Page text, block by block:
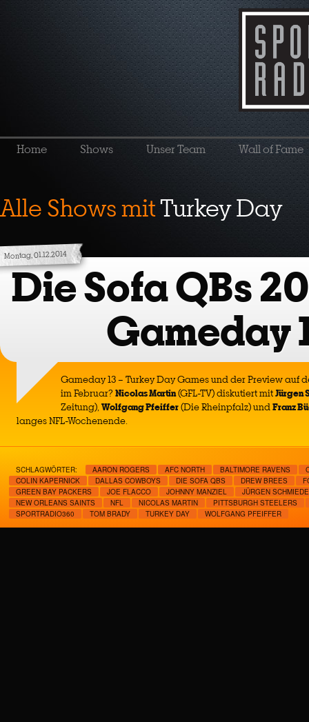
Home Shows Unser Team Wall of Fame
Alle Shows mitTurkey Day
Montag, 01.12.2014
Die Sofa QBs
Gameday
Gameday 13 – Turkey Day Games und der Preview auf
im Februar? Nicolas Martin(GFL-TV) diskutiert mitJürgen
Zeitung), Wolfgang Pfeiffer(Die Rheinpfalz) undFranz
langes NFL-Wochenende.
SCHLAGWÖRTER: AARON ROGERS AFC NORTH BALTIMORE RAVENS
COLIN KAPERNICK
DALLAS COWBOYS DIE SOFA QBS DREW BREES
GREEN BAY PACKERS
JOE FLACCO JOHNNY MANZIEL
JÜRGEN
NEW ORLEANS SAINTS
NFL NICOLAS MARTIN
PITTSBURGH STEELERS
SPORTRADIO360
TOM BRADY TURKEY DAY WOLFGANG PFEIFFER